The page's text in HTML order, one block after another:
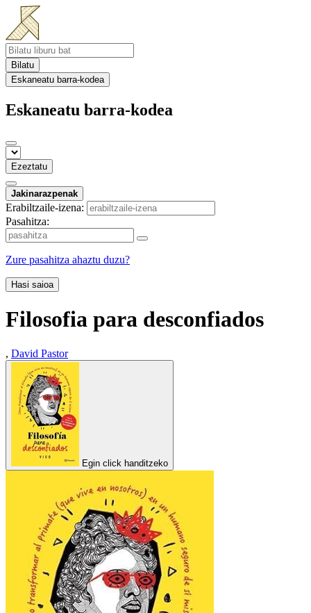
Bilatu
Eskaneatu barra-kodea
Eskaneatu barra-kodea
Ezeztatu
Jakinarazpenak
Erabiltzaile-izena:
Pasahitza:
Zure pasahitza ahaztu duzu?
Hasi saioa
Filosofia para desconfiados
, David Pastor
Egin click handitzeko